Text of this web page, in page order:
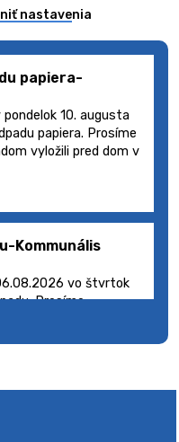
nastavenia
papiera-
10. augusta
papiera. Prosíme
vyložili pred dom v
Kommunális
vo štvrtok
Prosíme
odpadom vyložili